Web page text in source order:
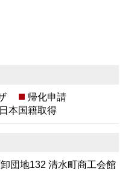
帰化申請
日本国籍取得
団地132 清水町商工会館